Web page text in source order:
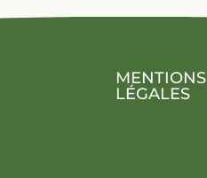
MENTIONS
LÉGALES